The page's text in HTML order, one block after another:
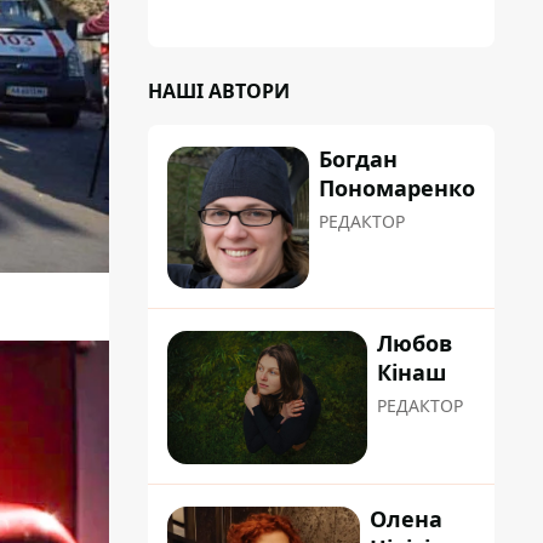
НАШІ АВТОРИ
Богдан
Пономаренко
РЕДАКТОР
Любов
Кінаш
РЕДАКТОР
Олена